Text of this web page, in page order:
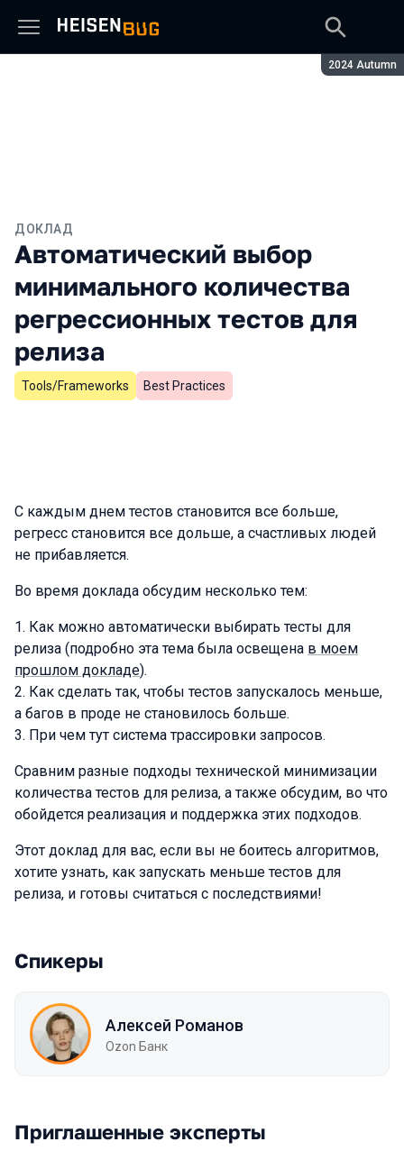
Сезон:
2024 Autumn
ДОКЛАД
Автоматический выбор
минимального количества
регрессионных тестов для
релиза
Tools/Frameworks Best Practices
С каждым днем тестов становится все больше,
регресс становится все дольше, а счастливых людей
не прибавляется.
Во время доклада обсудим несколько тем:
Как можно автоматически выбирать тесты для
релиза (подробно эта тема была освещена в моем
прошлом докладе).
Как сделать так, чтобы тестов запускалось меньше,
а багов в проде не становилось больше.
При чем тут система трассировки запросов.
Сравним разные подходы технической минимизации
количества тестов для релиза, а также обсудим, во что
обойдется реализация и поддержка этих подходов.
Этот доклад для вас, если вы не боитесь алгоритмов,
хотите узнать, как запускать меньше тестов для
релиза, и готовы считаться с последствиями!
Спикеры
Алексей Романов
Ozon Банк
Приглашенные эксперты